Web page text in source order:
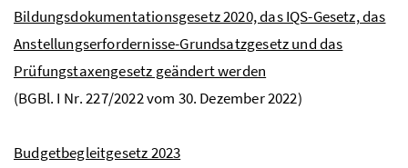
Bildungsdokumentationsgesetz 2020, das IQS-Gesetz, das
Anstellungserfordernisse-Grundsatzgesetz und das
Prüfungstaxengesetz geändert werden
(BGBl. I Nr. 227/2022 vom 30. Dezember 2022)
Budgetbegleitgesetz 2023